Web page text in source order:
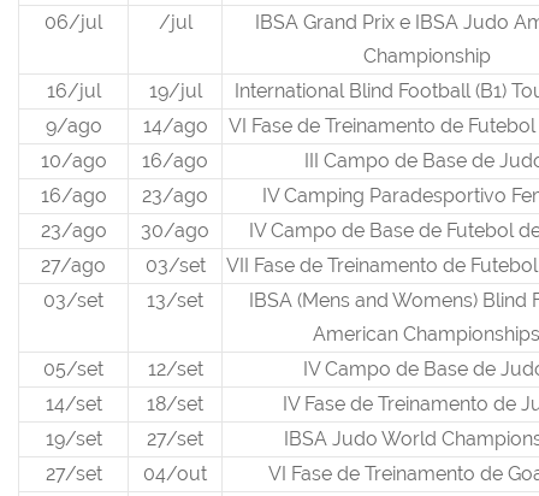
06/jul
/jul
IBSA Grand Prix e IBSA Judo
Championship
16/jul
19/jul
International Blind Football (B1)
9/ago
14/ago
VI Fase de Treinamento de
10/ago
16/ago
III Campo de Base de
16/ago
23/ago
IV Camping Paradesportivo
23/ago
30/ago
IV Campo de Base de Futebol
27/ago
03/set
VII Fase de Treinamento de
03/set
13/set
IBSA (Mens and Womens) Blind
American Championships
05/set
12/set
IV Campo de Base de
14/set
18/set
IV Fase de Treinamento de
19/set
27/set
IBSA Judo World
27/set
04/out
VI Fase de Treinamento de